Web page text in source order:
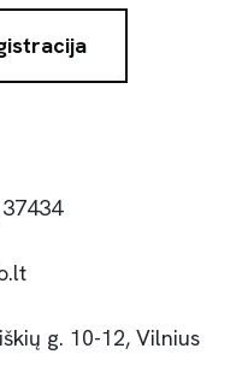
g. 10-12, Vilnius